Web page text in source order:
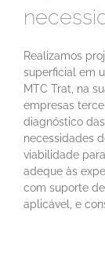
Realizamos
superficial em
MTC Trat, na
empresas
diagnóstico
necessidades
viabilidade
adeque às
com suporte
aplicável, e